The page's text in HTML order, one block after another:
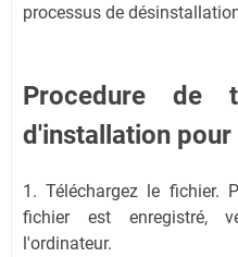
processus de
Procedure de
d'installation pour
1. Téléchargez le fichier.
fichier est enregistré,
l'ordinateur.